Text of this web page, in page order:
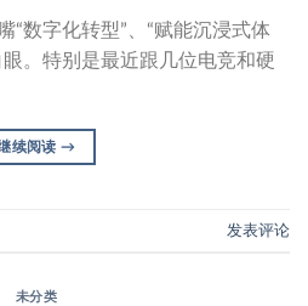
“数字化转型”、“赋能沉浸式体
。特别是最近跟几位电竞和硬
续阅读→
发表评论
未分类